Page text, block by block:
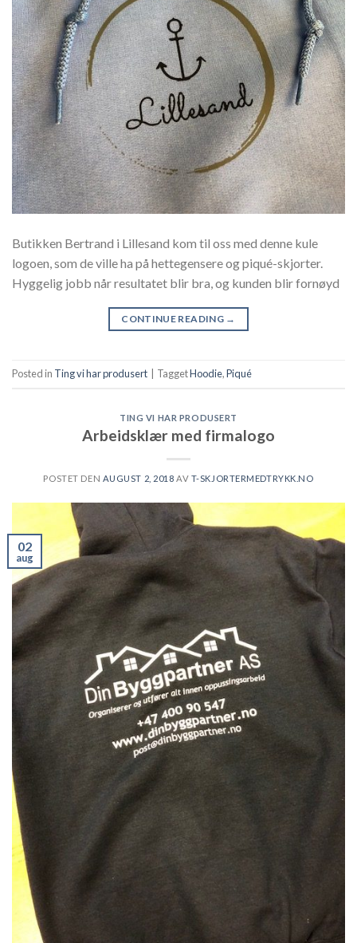
Butikken Bertrand i Lillesand kom til oss med denne kule
logoen, som de ville ha på hettegensere og piqué-skjorter.
Hyggelig jobb når resultatet blir bra, og kunden blir fornøyd
CONTINUE READING →
Posted in Ting vi har produsert TaggetHoodie,Piqué
TING VI HAR PRODUSERT
Arbeidsklær med firmalogo
POSTET DEN AUGUST 2, 2018 AV T-SKJORTERMEDTRYKK.NO
02
aug